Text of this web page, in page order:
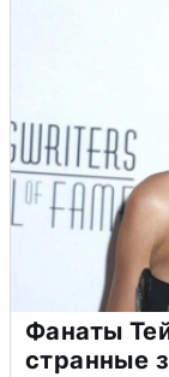
Фанаты
странные